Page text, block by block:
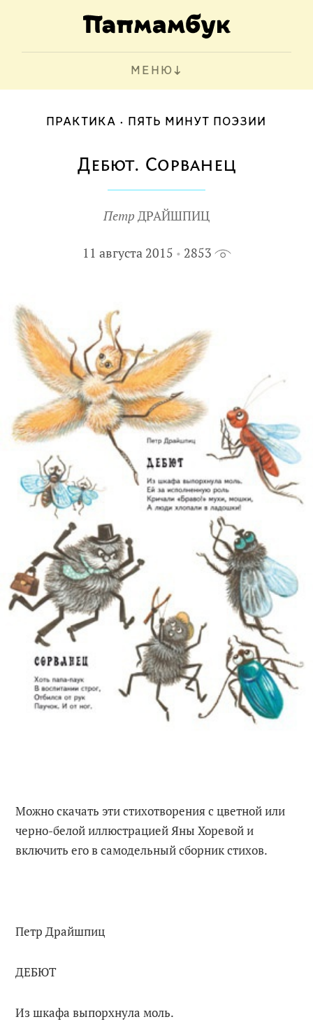
МЕНЮ
ПРАКТИКА ПЯТЬ МИНУТ ПОЭЗИИ
Дебют. Сорванец
Петр ДРАЙШПИЦ
11 августа 2015 2853
Можно скачать эти стихотворения с цветной или
черно-белой иллюстрацией Яны Хоревой и
включить его в самодельный сборник стихов.
Петр Драйшпиц
ДЕБЮТ
Из шкафа выпорхнула моль.